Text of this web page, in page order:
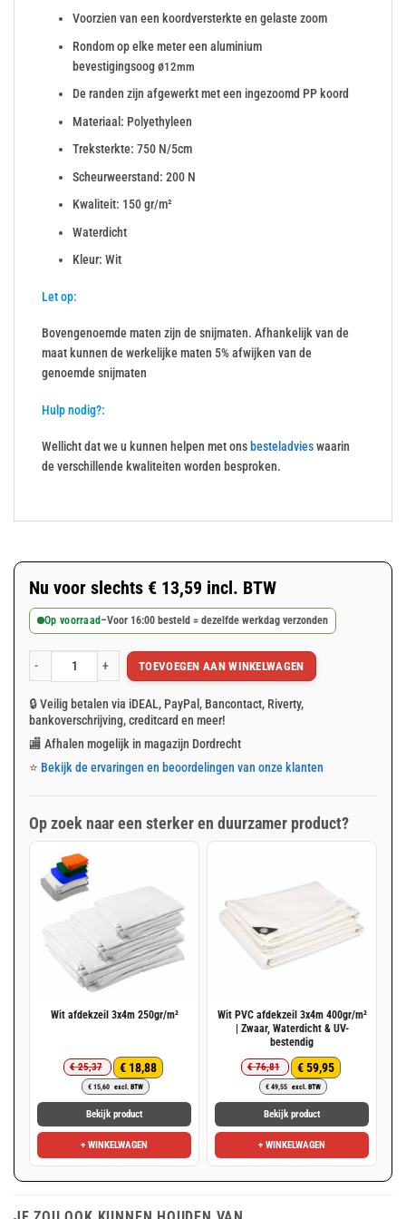
Voorzien van een koordversterkte en gelaste zoom
Rondom op elke meter een aluminium
bevestigingsoog ø12mm
De randen zijn afgewerkt met een ingezoomd PP koord
Materiaal: Polyethyleen
Treksterkte: 750 N/5cm
Scheurweerstand: 200 N
Kwaliteit: 150 gr/m²
Waterdicht
Kleur: Wit
Let op:
Bovengenoemde maten zijn de snijmaten. Afhankelijk van de
maat kunnen de werkelijke maten 5% afwijken van de
genoemde snijmaten
Hulp nodig?:
Wellicht dat we u kunnen helpen met ons besteladvieswaarin
de verschillende kwaliteiten worden besproken.
Nu voor slechts € 13,59 incl. BTW
Op voorraad–Voor 16:00 besteld = dezelfde werkdag verzonden
Wit afdekzeil 3x4m 150gr/m² aantalTOEVOEGEN AAN WINKELWAGEN
🔒 Veilig betalen via iDEAL, PayPal, Bancontact, Riverty,
bankoverschrijving, creditcard en meer!
🏬 Afhalen mogelijk in magazijn Dordrecht
⭐ Bekijk de ervaringen en beoordelingen van onze klanten
Op zoek naar een sterker en duurzamer product?
Wit afdekzeil 3x4m 250gr/m²
€25,37
Oorspronkelijke
prijs
was:
€ 25,37.
€ 18,88
Huidige
prijs
is:
€ 18,88.
€15,60 excl. BTW
Bekijk product
+ WINKELWAGEN
Wit PVC afdekzeil 3x4m 400gr/m²
| Zwaar, Waterdicht & UV-
bestendig
€76,81
Oorspronkelijke
prijs
was:
€ 76,81.
€59,95
Huidige
prijs
is:
€ 59,95.
€49,55 excl. BTW
Bekijk product
+ WINKELWAGEN